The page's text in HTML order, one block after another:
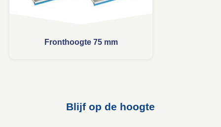
Fronthoogte 75 mm
Blijf op de hoogte